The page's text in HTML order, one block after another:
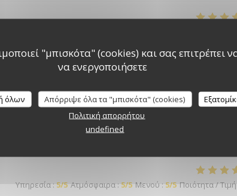
"μπισκότα" (cookies) και σας επιτρέπει να
να ενεργοποιήσετε
όλων Απόρριψε όλα τα "μπισκότα" (cookies)
Πολιτική απορρήτου
undefined
Υπηρεσία:5/5 Ατμόσφαιρα:4/5 Μενού:5/5 Ποιότητα / Τιμή
Υπηρεσία : 5/5 Ατμόσφαιρα : 5/5 Μενού : 5/5 Ποιότητα / Τιμή